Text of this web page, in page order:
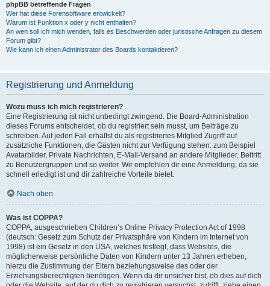
phpBB betreffende Fragen
Wer hat diese Forensoftware entwickelt?
Warum ist Funktion x oder y nicht enthalten?
An wen soll ich mich wenden, falls es Beschwerden oder juristische Anfragen zu diesem
Forum gibt?
Wie kann ich einen Administrator des Boards kontaktieren?
Registrierung und Anmeldung
Wozu muss ich mich registrieren?
Eine Registrierung ist nicht unbedingt zwingend. Die Board-Administration
dieses Forums entscheidet, ob du registriert sein musst, um Beiträge zu
schreiben. Auf jeden Fall erhältst du als registriertes Mitglied Zugriff auf
zusätzliche Funktionen, die Gästen nicht zur Verfügung stehen: zum Beispiel
Avatarbilder, Private Nachrichten, E-Mail-Versand an andere Mitglieder, Beitritt
zu Benutzergruppen und so weiter. Wir empfehlen dir eine Anmeldung, da sie
schnell erledigt ist und dir zahlreiche Vorteile bietet.
Nach oben
Was ist COPPA?
COPPA, ausgeschrieben Children’s Online Privacy Protection Act of 1998
(deutsch: Gesetz zum Schutz der Privatsphäre von Kindern im Internet von
1998) ist ein Gesetz in den USA, welches festlegt, dass Websites, die
möglicherweise persönliche Daten von Kindern unter 13 Jahren erheben,
hierzu die Zustimmung der Eltern beziehungsweise des oder der
Erziehungsberechtigten benötigen. Wenn du dir unsicher bist, ob dies auf dich